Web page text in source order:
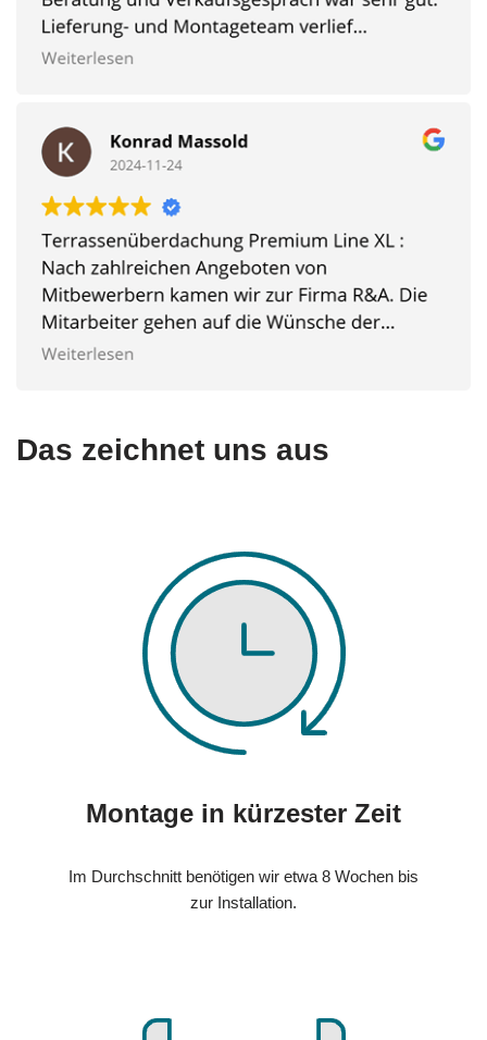
Das zeichnet uns aus
Montage in kürzester Zeit
Im Durchschnitt benötigen wir etwa 8 Wochen bis
zur Installation.